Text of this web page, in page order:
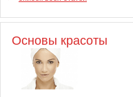
Основы красоты